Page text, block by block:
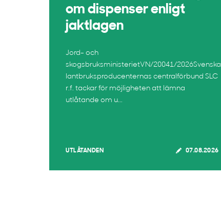
om dispenser enligt
jaktlagen
Jord- och
skogsbruksministerietVN/20041/2026Svenska
lantbruksproducenternas centralförbund SLC
r.f. tackar för möjligheten att lämna
utlåtande om u...
UTLÅTANDEN 07.08.2026